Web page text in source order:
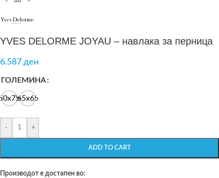
YVES DELORME JOYAU – навлака за перница
6.587 ден
ГОЛЕМИНА
65x65
- +
ADD TO CART
Производот е достапен во: